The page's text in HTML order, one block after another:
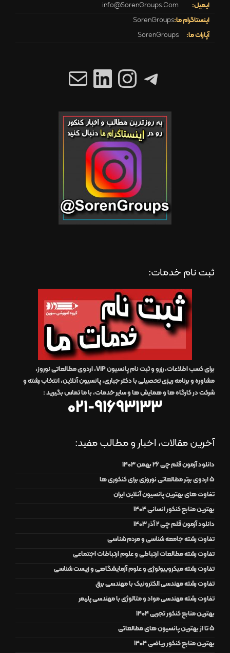
ایمیل:
info@SorenGroups.Com
اینستاگرام ما:SorenGroups
آپارات ما:
SorenGroups
تلگرام
اینستاگرم
لینکداین
ایمیل
ثبت نام خدمات:
برای کسب اطلاعات، رزرو و ثبت نام پانسیون VIP، اردوی مطالعاتی نوروز،
مشاوره و برنامه ریزی تحصیلی با دکتر جباری، پانسیون آنلاین، انتخاب رشته و
شرکت در کارگاه ها و همایش ها و سایر خدمات،با ما تماس بگیرید:
021-91693133
آخرین مقالات، اخبار و مطالب مفید:
دانلود آزمون قلم چی 26 بهمن 1403
۵ اردوی برتر مطالعاتی نوروزی برای کنکوری ها
تفاوت های بهترین پانسیون آنلاین ایران
بهترین منابع کنکور انسانی 1404
دانلود آزمون قلم چی 2 آذر 1403
تفاوت رشته جامعه شناسی و مردم شناسی
تفاوت رشته مطالعات ارتباطی و علوم ارتباطات اجتماعی
تفاوت رشته میکروبیولوژی و علوم آزمایشگاهی و زیست شناسی
تفاوت رشته مهندسی الکترونیک با مهندسی برق
تفاوت رشته مهندسی مواد و متالوژی با مهندسی پلیمر
بهترین منابع کنکور تجربی 1404
5 تا از بهترین پانسیون های مطالعاتی
بهترین منابع کنکور ریاضی 1404